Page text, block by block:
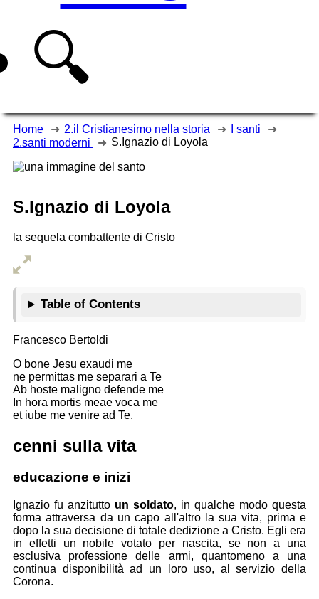
🔍
Home 2.il Cristianesimo nella storia
I santi
2.santi moderni
S.Ignazio di Loyola
S.Ignazio di Loyola
la sequela combattente di Cristo
Table of Contents
Francesco Bertoldi
O bone Jesu exaudi me
ne permittas me separari a Te
Ab hoste maligno defende me
In hora mortis meae voca me
et iube me venire ad Te.
cenni sulla vita
educazione e inizi
Ignazio fu anzitutto un soldato, in qualche modo questa
forma attraversa da un capo all'altro la sua vita, prima e
dopo la sua decisione di totale dedizione a Cristo. Egli era
in effetti un nobile votato per nascita, se non a una
esclusiva professione delle armi, quantomeno a una
continua disponibilità ad un loro uso, al servizio della
Corona.